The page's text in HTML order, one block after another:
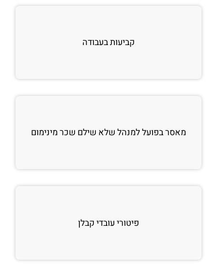
קביעות בעבודה
מאסר בפועל למנהל שלא שילם שכר מינימום
פיטורי עובדי קבלן